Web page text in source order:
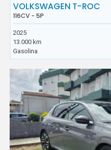
VOLKSWAGEN T-ROC
116CV - 5P
2025
13.000 km
Gasolina